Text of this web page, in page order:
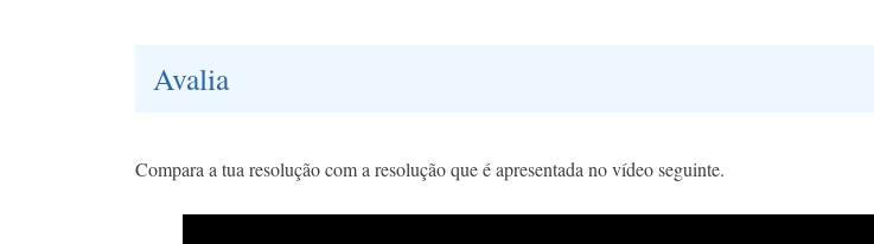
Avalia
Compara a tua resolução com a resolução que é apresentada no vídeo seguinte.